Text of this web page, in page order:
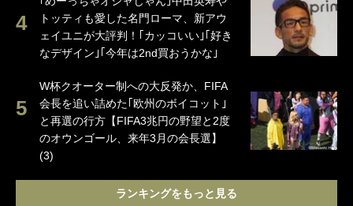
トッティも愛した名門ローマ、新アウ
ェイユニが大評判！｢カッコいい｣｢好き
なデザイン｣｢今年は2nd買おうかな｣
W杯クオーター制への大反発か、FIFA
会長を追い詰めた｢欧州のボイコット｣
と再選の行方【FIFA3兆円の野望と2度
のオウンゴール、来年3月の会長選】
(3)
ランキングをもっと見る